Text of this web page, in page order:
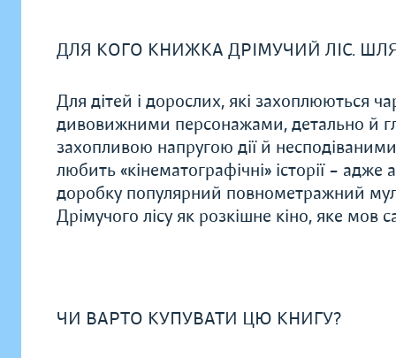
ДЛЯ КОГО КНИЖКА ДРІМУЧИЙ ЛІС.
Для дітей і дорослих, які захоплюються
дивовижними персонажами, детально й
захопливою напругою дії й
любить «кінематографічні» історії –
доробку популярний повнометражний
Дрімучого лісу як розкішне кіно, яке мов
ЧИ ВАРТО КУПУВАТИ ЦЮ КНИГУ?